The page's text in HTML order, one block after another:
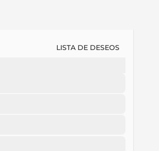
LISTA DE DESEOS